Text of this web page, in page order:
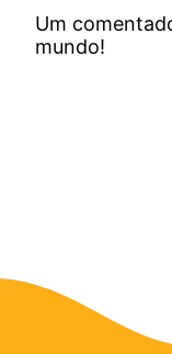
Um
mundo!